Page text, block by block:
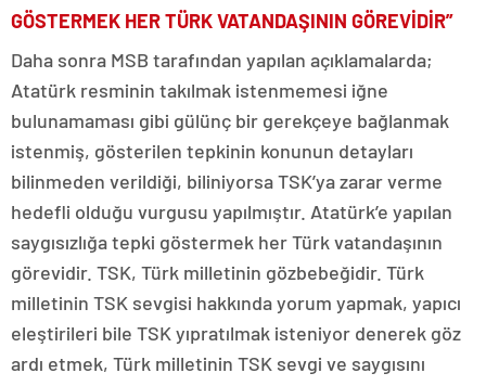
GÖSTERMEK HER TÜRK VATANDAŞININ GÖREVİDİR”
Daha sonra MSB tarafından yapılan açıklamalarda;
Atatürk resminin takılmak istenmemesi iğne
bulunamaması gibi gülünç bir gerekçeye bağlanmak
istenmiş, gösterilen tepkinin konunun detayları
bilinmeden verildiği, biliniyorsa TSK’ya zarar verme
hedefli olduğu vurgusu yapılmıştır. Atatürk’e yapılan
saygısızlığa tepki göstermek her Türk vatandaşının
görevidir. TSK, Türk milletinin gözbebeğidir. Türk
milletinin TSK sevgisi hakkında yorum yapmak, yapıcı
eleştirileri bile TSK yıpratılmak isteniyor denerek göz
ardı etmek, Türk milletinin TSK sevgi ve saygısını